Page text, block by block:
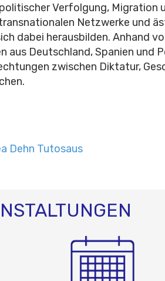
Verfolgung, Migration
Netzwerke und
dabei herausbilden. Anhand
aus Deutschland, Spanien und
zwischen Diktatur,
Dehn Tutosaus